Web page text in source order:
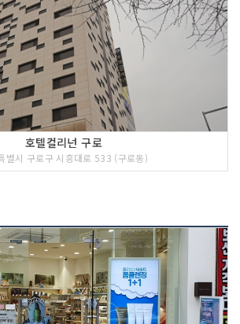
호텔컬리넌 구로
별시 구로구 시흥대로 533 (구로동)